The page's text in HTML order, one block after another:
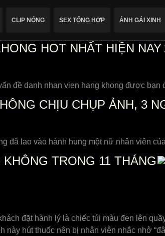
CLIP NÓNG SEX TỔNG HỢP ẢNH GÁI XINH
HOT NHẤT HIỆN NAY
đề danh nhan vien hang khong được bạn
CHỊU CHỤP ẢNH, 3
đã lao vào hành hung một nữ nhân viên
TRONG 11 THÁNG
đặt hành lý là chiếc túi màu đen lên
này hút thuốc nên bị nhân viên nhắc nhở